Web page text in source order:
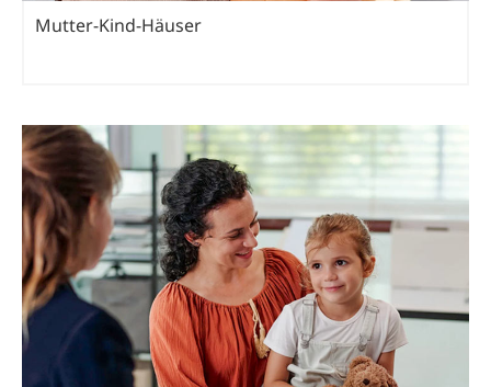
Mutter-Kind-Häuser